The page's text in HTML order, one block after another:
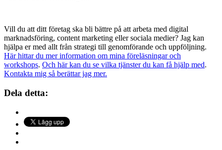
Vill du att ditt företag ska bli bättre på att arbeta med digital
marknadsföring, content marketing eller sociala medier? Jag kan
hjälpa er med allt från strategi till genomförande och uppföljning.
Här hittar du mer information om mina föreläsningar och
workshops. Och här kan du se vilka tjänster du kan få hjälp med.
Kontakta mig så berättar jag mer.
Dela detta: